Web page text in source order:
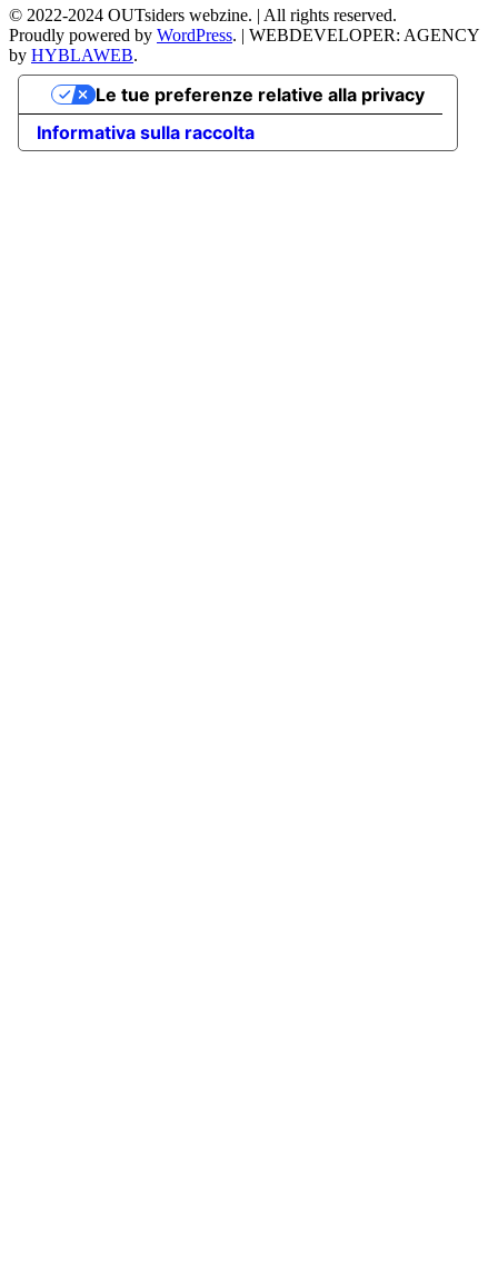
© 2022-2024 OUTsiders webzine. | All rights reserved.
Proudly powered by WordPress. | WEBDEVELOPER: AGENCY
by HYBLAWEB.
Informativa sulla raccolta
Le tue preferenze relative alla privacy